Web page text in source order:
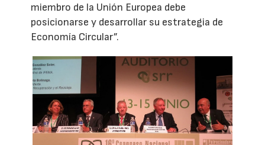
miembro de la Unión Europea debe
posicionarse y desarrollar su estrategia de
Economía Circular”.